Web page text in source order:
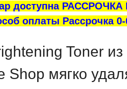
доступна
оплаты Рассрочка 0-
Toner
Shop мягко